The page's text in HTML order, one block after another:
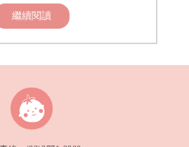
繼續閱讀